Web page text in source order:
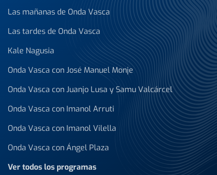
Las mañanas de Onda Vasca
Las tardes de Onda Vasca
Kale Nagusia
Onda Vasca con José Manuel Monje
Onda Vasca con Juanjo Lusa y Samu Valcárcel
Onda Vasca con Imanol Arruti
Onda Vasca con Imanol Vilella
Onda Vasca con Ángel Plaza
Ver todos los programas